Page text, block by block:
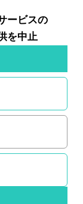
ービスの
を中止